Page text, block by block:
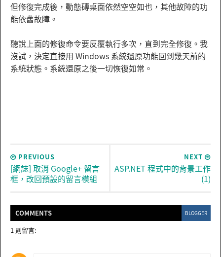
但修復完成後，動態磚桌面依然空空如也，其他故障的功
能依舊故障。
聽說上面的修復命令要反覆執行多次，直到完全修復。我
沒試，決定直接用 Windows 系統還原功能回到幾天前的
系統狀態。系統還原之後一切恢復如常。
NEXT
ASP.NET 程式中的背景工作
(1)
PREVIOUS
[網誌] 取消 Google+ 留言
框，改回預設的留言模組
COMMENTS BLOGGER
1 則留言: